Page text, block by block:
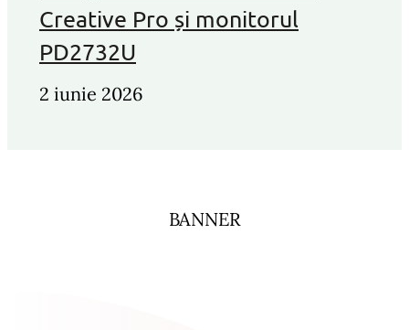
Creative Pro și monitorul
PD2732U
2 iunie 2026
BANNER